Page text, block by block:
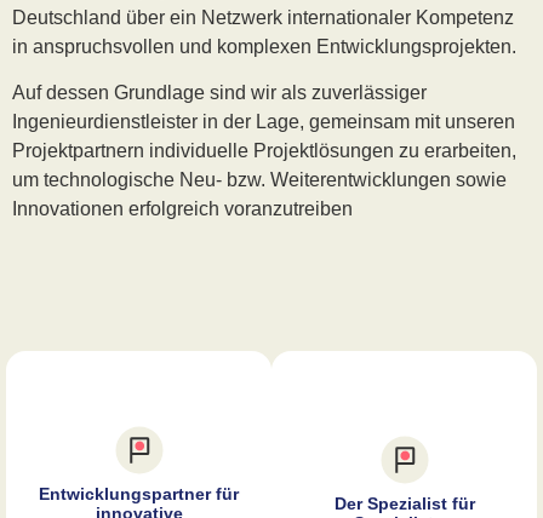
Deutschland über ein Netzwerk internationaler Kompetenz
in anspruchsvollen und komplexen Entwicklungsprojekten.
Auf dessen Grundlage sind wir als zuverlässiger
Ingenieurdienstleister in der Lage, gemeinsam mit unseren
Projektpartnern individuelle Projektlösungen zu erarbeiten,
um technologische Neu- bzw. Weiterentwicklungen sowie
Innovationen erfolgreich voranzutreiben
Entwicklungspartner für
innovative
Der Spezialist für